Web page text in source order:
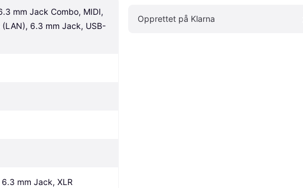
mm Jack Combo, MIDI,
(LAN), 6.3 mm Jack, USB-
6.3 mm Jack, XLR
Opprettet på Klarna